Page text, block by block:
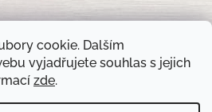
cookie. Dalším
vyjadřujete souhlas s jejich
zde.